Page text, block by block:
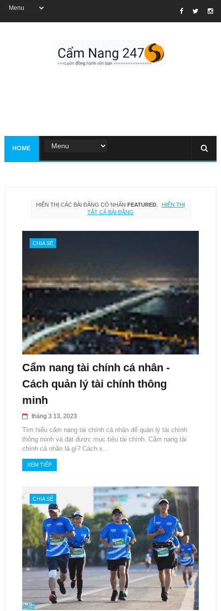
HOME
HIỂN THỊ CÁC BÀI ĐĂNG CÓ NHÃNFEATURED
HIỂN THỊ
TẤT CẢ BÀI ĐĂNG
CHIA SẺ
Cẩm nang tài chính cá nhân -
Cách quản lý tài chính thông
minh
tháng 3 13, 2023
Tìm hiểu cẩm nang tài chính cá nhân để quản lý tài chính
thông minh và đạt được mục tiêu tài chính. Cẩm nang tài
chính cá nhân là gì? Cách x...
XEM TIẾP
CHIA SẺ